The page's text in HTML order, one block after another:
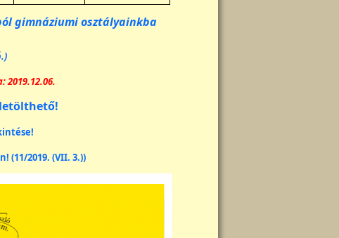
gimnáziumi osztályainkba
2019.12.06.
(11/2019. (VII. 3.))